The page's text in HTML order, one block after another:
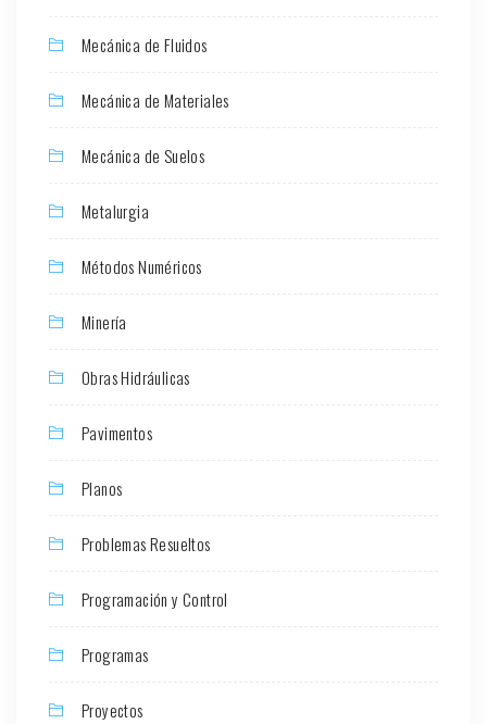
Mecánica de Fluidos
Mecánica de Materiales
Mecánica de Suelos
Metalurgia
Métodos Numéricos
Minería
Obras Hidráulicas
Pavimentos
Planos
Problemas Resueltos
Programación y Control
Programas
Proyectos